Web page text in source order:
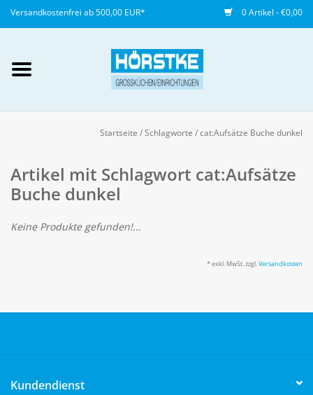
Versandkostenfrei ab 500,00 EUR* 0 Artikel - €0,00
anlegen
NEU
Gedeckter Tisch
Fingerfood
Bar
Startseite /Schlagworte /cat:Aufsätze Buche dunkel
Artikel mit Schlagwort cat:Aufsätze
Buche dunkel
Keine Produkte gefunden!...
* exkl. MwSt. zzgl.Versandkosten
Kundendienst